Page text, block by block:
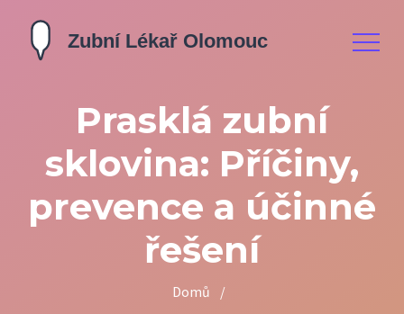
Prasklá zubní
sklovina: Příčiny,
prevence a účinné
řešení
Domů
/